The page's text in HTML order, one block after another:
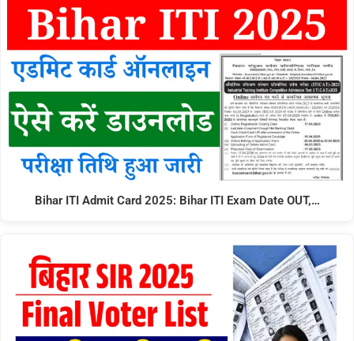
Bihar ITI Admit Card 2025: Bihar ITI Exam Date OUT,…